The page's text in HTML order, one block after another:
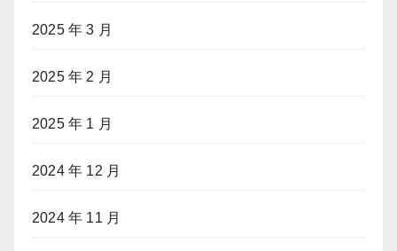
2025 年 3 月
2025 年 2 月
2025 年 1 月
2024 年 12 月
2024 年 11 月